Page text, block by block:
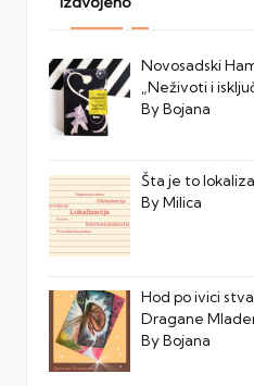
Novosadski
„Neživoti i
By Bojana
Šta je to
By Milica
Hod po ivici
Dragane
By Bojana